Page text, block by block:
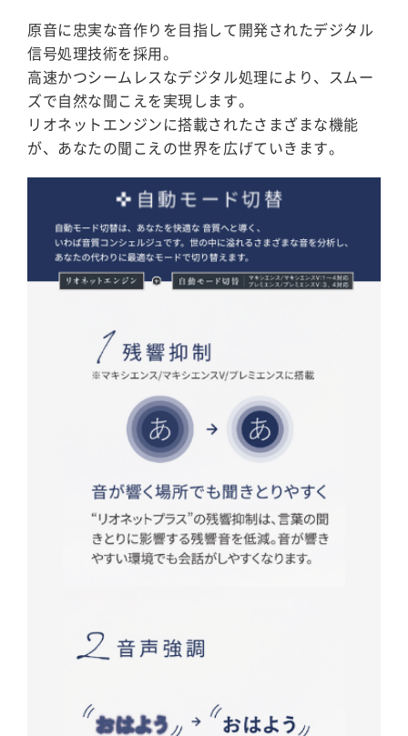
原音に忠実な音作りを目指して開発されたデジタル
信号処理技術を採用。
高速かつシームレスなデジタル処理により、スムー
ズで自然な聞こえを実現します。
リオネットエンジンに搭載されたさまざまな機能
が、あなたの聞こえの世界を広げていきます。